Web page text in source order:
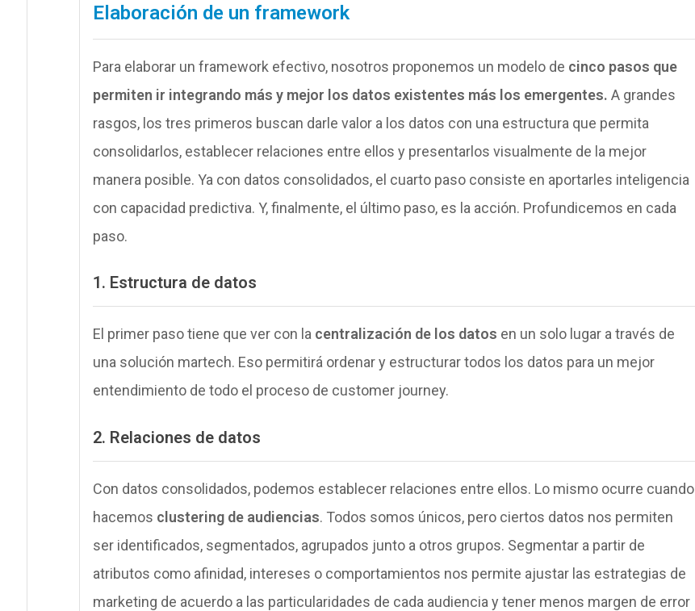
Elaboración de un framework
Para elaborar un framework efectivo, nosotros proponemos un modelo de cinco pasos que
permiten ir integrando más y mejor los datos existentes más los emergentes. A grandes
rasgos, los tres primeros buscan darle valor a los datos con una estructura que permita
consolidarlos, establecer relaciones entre ellos y presentarlos visualmente de la mejor
manera posible. Ya con datos consolidados, el cuarto paso consiste en aportarles inteligencia
con capacidad predictiva. Y, finalmente, el último paso, es la acción. Profundicemos en cada
paso.
1. Estructura de datos
El primer paso tiene que ver con la centralización de los datos en un solo lugar a través de
una solución martech. Eso permitirá ordenar y estructurar todos los datos para un mejor
entendimiento de todo el proceso de customer journey.
2. Relaciones de datos
Con datos consolidados, podemos establecer relaciones entre ellos. Lo mismo ocurre cuando
hacemos clustering de audiencias. Todos somos únicos, pero ciertos datos nos permiten
ser identificados, segmentados, agrupados junto a otros grupos. Segmentar a partir de
atributos como afinidad, intereses o comportamientos nos permite ajustar las estrategias de
marketing de acuerdo a las particularidades de cada audiencia y tener menos margen de error